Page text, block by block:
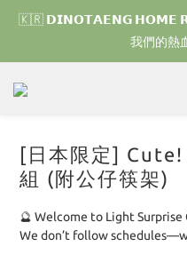
🇰🇷 𝗗𝗜𝗡𝗢𝗧𝗔𝗘𝗡𝗚 𝗛𝗢𝗠𝗘 𝗥𝗨𝗡
我們的熱
🇰🇷 𝗗𝗜𝗡𝗢𝗧𝗔𝗘𝗡𝗚 𝗛𝗢𝗠𝗘 𝗥𝗨𝗡
我們的熱
🇯🇵 𝗗𝗜𝗡𝗢𝗧𝗔𝗘𝗡𝗚 𝗢𝗡𝗘
🇰🇷 𝗗𝗜𝗡𝗢𝗧𝗔𝗘𝗡𝗚 𝗛𝗢𝗠𝗘 𝗥𝗨𝗡
我們的熱
[日本限定]
組 (附公仔筷架)
🔮 Welcome to Light Surprise
We don’t follow